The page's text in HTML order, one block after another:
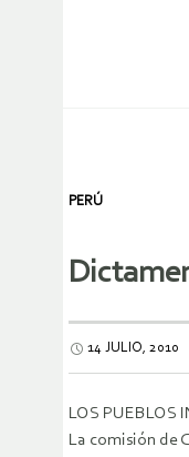
PERÚ
14 JULIO, 2010
LOS PUEBLOS
La comisión de